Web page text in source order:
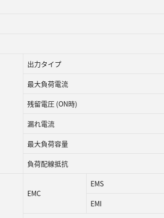
出力タイプ
最大負荷電流
残留電圧 (ON時)
漏れ電流
最大負荷容量
負荷配線抵抗
EMC
EMS
EMI